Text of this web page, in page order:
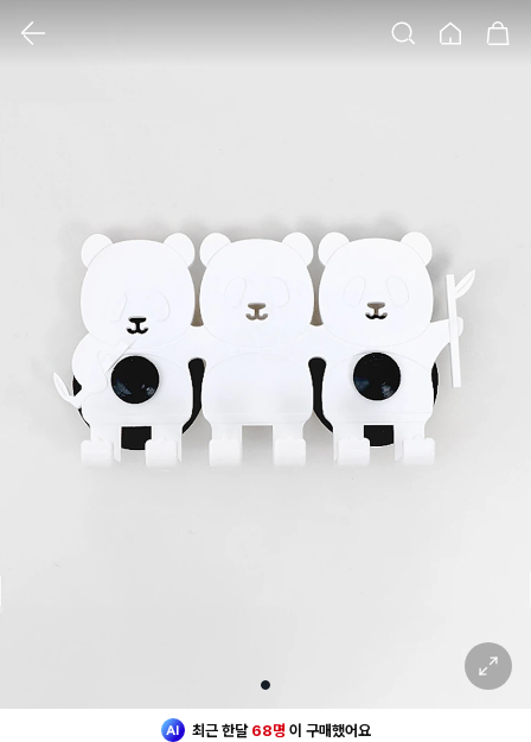
1
확대 보기
최근 한달 68명 이 구매했어요